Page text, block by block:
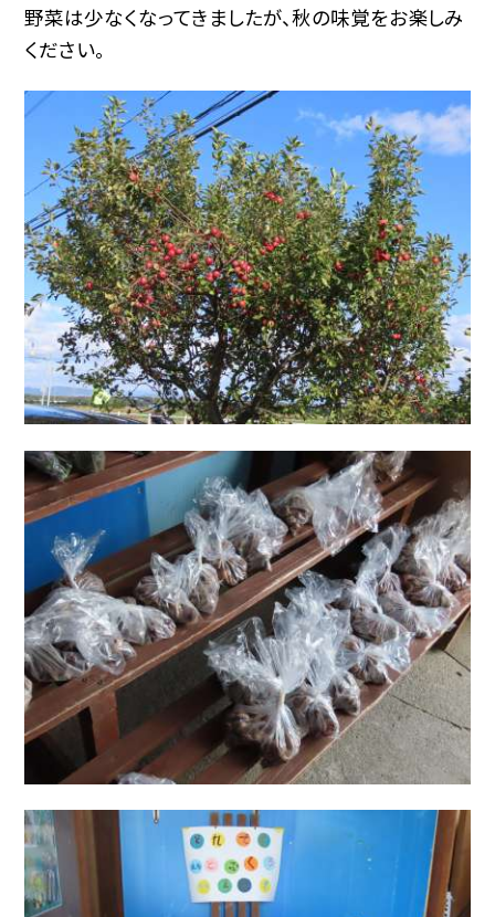
野菜は少なくなってきましたが、秋の味覚をお楽しみ
ください。